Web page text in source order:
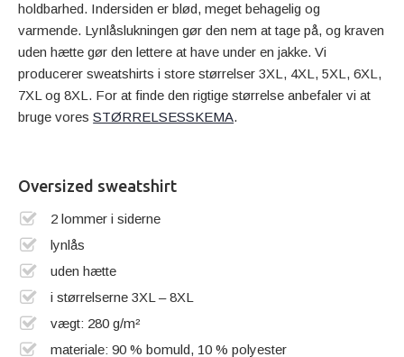
holdbarhed. Indersiden er blød, meget behagelig og
varmende. Lynlåslukningen gør den nem at tage på, og kraven
uden hætte gør den lettere at have under en jakke. Vi
producerer sweatshirts i store størrelser 3XL, 4XL, 5XL, 6XL,
7XL og 8XL. For at finde den rigtige størrelse anbefaler vi at
bruge voresSTØRRELSESSKEMA.
Oversized sweatshirt
2 lommer i siderne
lynlås
uden hætte
i størrelserne 3XL – 8XL
vægt: 280 g/m²
materiale: 90 % bomuld, 10 % polyester